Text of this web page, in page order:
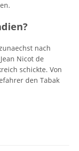
nach
Nicot de
schickte. Von
den Tabak